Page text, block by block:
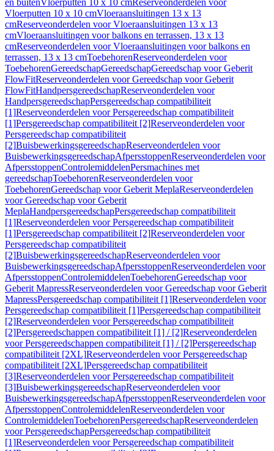
en buitenVloerputten 10 x 10 cmReserveonderdelen voor
Vloerputten 10 x 10 cmVloeraansluitingen 13 x 13
cmReserveonderdelen voor Vloeraansluitingen 13 x 13
cmVloeraansluitingen voor balkons en terrassen, 13 x 13
cmReserveonderdelen voor Vloeraansluitingen voor balkons en
terrassen, 13 x 13 cmToebehorenReserveonderdelen voor
ToebehorenGereedschapGereedschapGereedschap voor Geberit
FlowFitReserveonderdelen voor Gereedschap voor Geberit
FlowFitHandpersgereedschapReserveonderdelen voor
HandpersgereedschapPersgereedschap compatibiliteit
[1]Reserveonderdelen voor Persgereedschap compatibiliteit
[1]Persgereedschap compatibiliteit [2]Reserveonderdelen voor
Persgereedschap compatibiliteit
[2]BuisbewerkingsgereedschapReserveonderdelen voor
BuisbewerkingsgereedschapAfpersstoppenReserveonderdelen voor
AfpersstoppenControlemiddelenPersmachines met
gereedschapToebehorenReserveonderdelen voor
ToebehorenGereedschap voor Geberit MeplaReserveonderdelen
voor Gereedschap voor Geberit
MeplaHandpersgereedschapPersgereedschap compatibiliteit
[1]Reserveonderdelen voor Persgereedschap compatibiliteit
[1]Persgereedschap compatibiliteit [2]Reserveonderdelen voor
Persgereedschap compatibiliteit
[2]BuisbewerkingsgereedschapReserveonderdelen voor
BuisbewerkingsgereedschapAfpersstoppenReserveonderdelen voor
AfpersstoppenControlemiddelenToebehorenGereedschap voor
Geberit MapressReserveonderdelen voor Gereedschap voor Geberit
MapressPersgereedschap compatibiliteit [1]Reserveonderdelen voor
Persgereedschap compatibiliteit [1]Persgereedschap compatibiliteit
[2]Reserveonderdelen voor Persgereedschap compatibiliteit
[2]Persgereedschappen compatibiliteit [1] / [2]Reserveonderdelen
voor Persgereedschappen compatibiliteit [1] / [2]Persgereedschap
compatibiliteit [2XL]Reserveonderdelen voor Persgereedschap
compatibiliteit [2XL]Persgereedschap compatibiliteit
[3]Reserveonderdelen voor Persgereedschap compatibiliteit
[3]BuisbewerkingsgereedschapReserveonderdelen voor
BuisbewerkingsgereedschapAfpersstoppenReserveonderdelen voor
AfpersstoppenControlemiddelenReserveonderdelen voor
ControlemiddelenToebehorenPersgereedschapReserveonderdelen
voor PersgereedschapPersgereedschap compatibiliteit
[1]Reserveonderdelen voor Persgereedschap compatibiliteit